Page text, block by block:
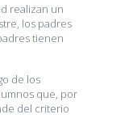
realizan un
los padres
tienen
de los
que, por
del criterio